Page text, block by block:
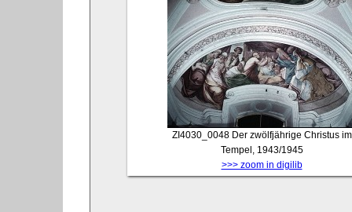
ZI4030_0048 Der zwölfjährige Christus im
Tempel, 1943/1945
>>> zoom in digilib